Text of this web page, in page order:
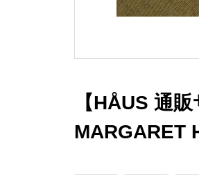
【HÅUS 通
MARGARET